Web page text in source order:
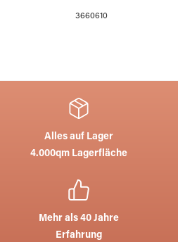
3660610
Alles auf Lager
4.000qm Lagerfläche
Mehr als 40 Jahre
Erfahrung